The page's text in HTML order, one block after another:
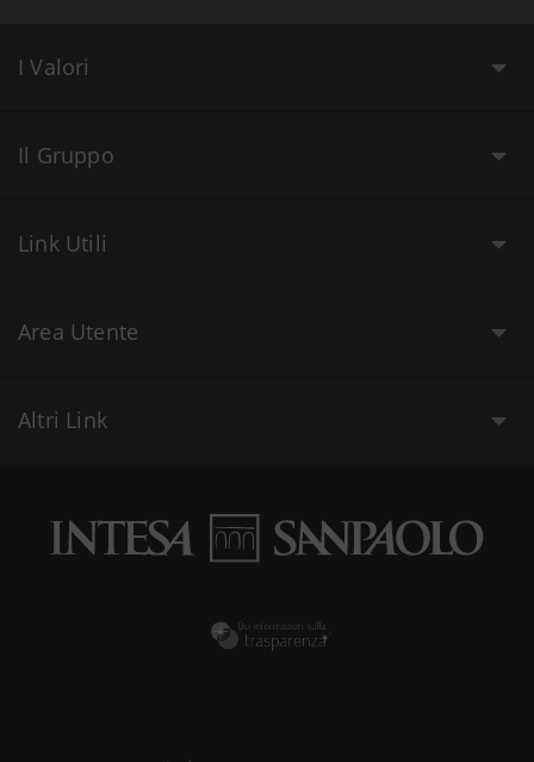
I Valori
Il Gruppo
Link Utili
Area Utente
Altri Link